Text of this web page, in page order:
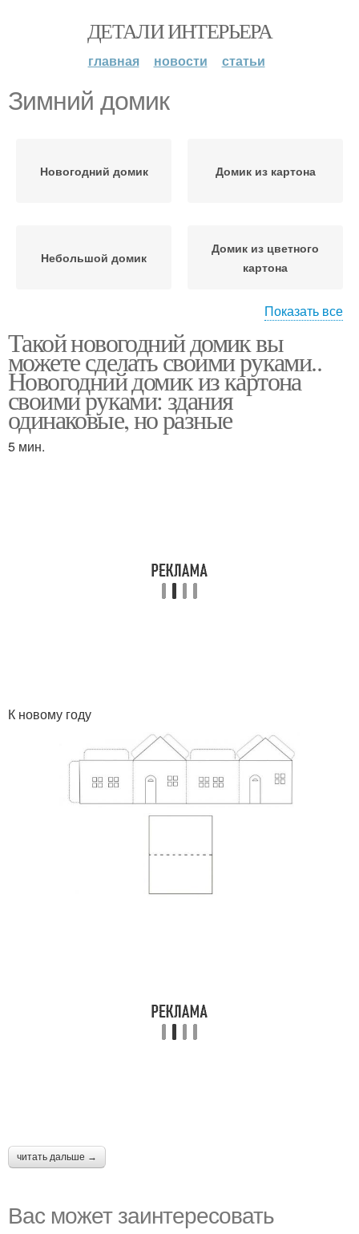
ДЕТАЛИ ИНТЕРЬЕРА
главная новости статьи
Зимний домик
Новогодний домик Домик из картона
Небольшой домик
Домик из цветного
картона
Сказочный домик Новогодние домики
Домики по простым
Домик из солёного
Домики для аппликации
Домик из бумаги
Показать все
Такой новогодний домик вы
можете сделать своими руками..
Новогодний домик из картона
своими руками: здания
одинаковые, но разные
5 мин.
К новому году
читать дальше →
Вас может заинтересовать